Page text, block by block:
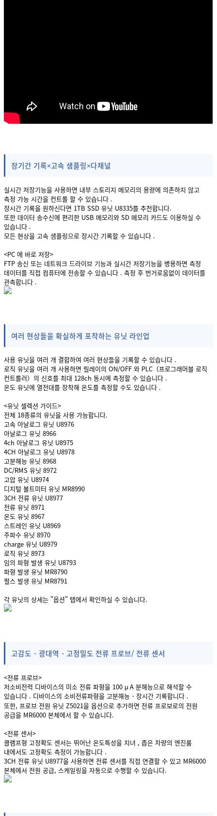
장기간 기록×고속 샘플링×다채널
실시간 저장기능을 사용하면 내부 스토리지 메모리의 용량에 의존하지 않고
측정 가능 시간을 컨트롤 할 수 있습니다 .
장시간 기록을 원하신다면 1TB SSD 유닛 U8335를 추천합니다.
또한 데이터 송수신에 편리한 USB 메모리와 SD 메모리 카드도 이용하실 수
있습니다 .
모든 현상을 고속 샘플링으로 장시간 기록할 수 있습니다 .
<PC 에 바로 저장>
FTP 송신 또는 네트워크 드라이브 기능과 실시간 저장기능을 병용하면 측정
데이터를 직접 컴퓨터에 전송할 수 있습니다 . 측정 후 번거로움없이 데이터를
관측합니다 .
여러 현상들을 확실하게 포착하는 유닛 라인업
사용 유닛을 여러 개 결합하여 여러 현상들을 기록할 수 있습니다 .
로직 유닛을 여러 개 사용하면 릴레이의 ON/OFF 와 PLC（프로그래머블 로직
컨트롤러）의 신호를 최대 128ch 동시에 측정할 수 있습니다 .
온도 유닛에 열전대를 장착해 온도를 측정할 수도 있습니다 .
<유닛 셀렉션 가이드>
전체 18종류의 유닛을 사용 가능합니다.
고속 아날로그 유닛 U8976
아날로그 유닛 8966
4ch 아날로그 유닛 U8975
4CH 아날로그 유닛 U8978
고분해능 유닛 8968
DC/RMS 유닛 8972
고압 유닛 U8974
디지털 볼트미터 유닛 MR8990
3CH 전류 유닛 U8977
전류 유닛 8971
온도 유닛 8967
스트레인 유닛 U8969
주파수 유닛 8970
charge 유닛 U8979
로직 유닛 8973
임의 파형 발생 유닛 U8793
파형 발생 유닛 MR8790
펄스 발생 유닛 MR8791
각 유닛의 상세는 "옵션" 탭에서 확인하실 수 있습니다.
고감도・광대역・고정밀도 전류 프로브/ 전류 센서
<전류 프로브>
저소비전력 디바이스의 미소 전류 파형을 100 μ A 분해능으로 해석할 수
있습니다 . 디바이스의 소비전류파형을 고분해능・장시간 기록합니다 .
또한, 프로브 전원 유닛 Z5021을 옵션으로 추가하면 전류 프로보로의 전원
공급을 MR6000 본체에서 할 수 있습니다.
<전류 센서>
클램프형 고정확도 센서는 뛰어난 온도특성을 지녀 , 좁은 차량의 엔진룸
내에서도 고정확도 측정이 가능합니다 .
3CH 전류 유닛 U8977을 사용하면 전류 센서를 직접 연결할 수 있고 MR6000
본체에서 전원 공급, 스케일링을 자동으로 수행할 수 있습니다.